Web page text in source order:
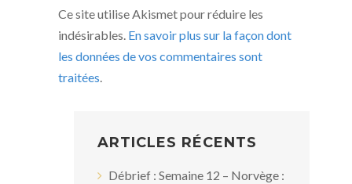
Ce site utilise Akismet pour réduire les
indésirables. En savoir plus sur la façon dont
les données de vos commentaires sont
traitées.
ARTICLES RÉCENTS
Débrief : Semaine 12 – Norvège :